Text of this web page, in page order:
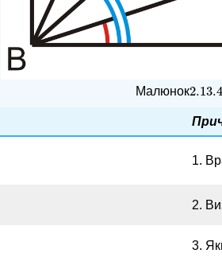
Малюнок2.13.4
2.13.4
1.
2.
3.